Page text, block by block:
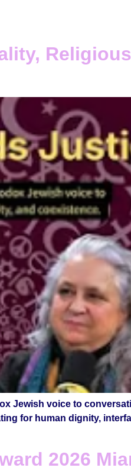
Jewish voice to
for human dignity,
2026